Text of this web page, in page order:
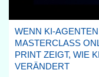
WENN KI-
MASTERCLASS
PRINT ZEIGT, WIE
VERÄNDERT